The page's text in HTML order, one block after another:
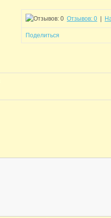
Отзывов: 0
Поделиться